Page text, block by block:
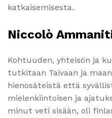
katkaisemisesta.
Niccolò
Kohtuuden, yhteisön ja
tutkitaan Taivaan ja
hienosäteistä että
mielenkiintoisen ja
minut veti sisään, oli